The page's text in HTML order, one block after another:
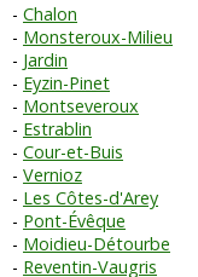
Chalon
Monsteroux-Milieu
Jardin
Eyzin-Pinet
Montseveroux
Estrablin
Cour-et-Buis
Vernioz
Les Côtes-d'Arey
Pont-Évêque
Moidieu-Détourbe
Reventin-Vaugris